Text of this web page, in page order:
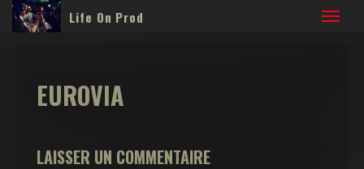
Life On Prod
EUROVIA
LAISSER UN COMMENTAIRE